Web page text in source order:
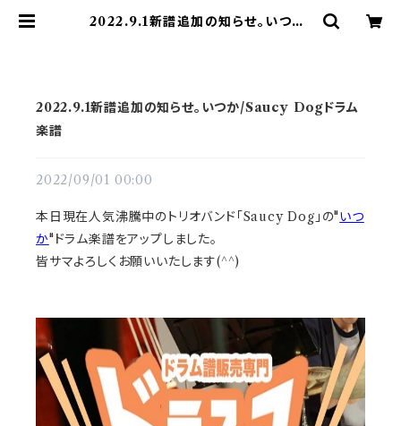
2022.9.1新譜追加の知らせ。いつか/
2022.9.1新譜追加の知らせ。いつか/Saucy Dogドラム
楽譜
2022/09/01 00:00
本日現在人気沸騰中のトリオバンド「Saucy Dog」の"いつ
か"ドラム楽譜をアップしました。
皆サマよろしくお願いいたします(^^)